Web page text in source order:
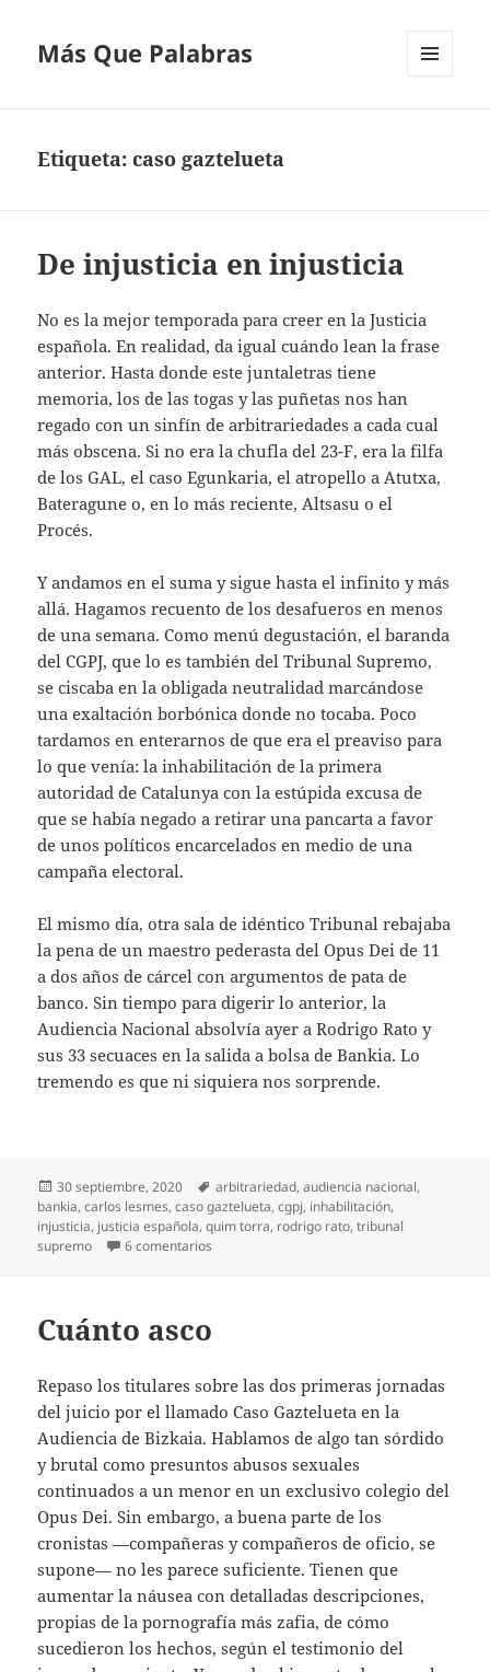
Más Que Palabras
Etiqueta:caso gaztelueta
De injusticia en injusticia
No es la mejor temporada para creer en la Justicia
española. En realidad, da igual cuándo lean la frase
anterior. Hasta donde este juntaletras tiene
memoria, los de las togas y las puñetas nos han
regado con un sinfín de arbitrariedades a cada cual
más obscena. Si no era la chufla del 23-F, era la filfa
de los GAL, el caso Egunkaria, el atropello a Atutxa,
Bateragune o, en lo más reciente, Altsasu o el
Procés.
Y andamos en el suma y sigue hasta el infinito y más
allá. Hagamos recuento de los desafueros en menos
de una semana. Como menú degustación, el baranda
del CGPJ, que lo es también del Tribunal Supremo,
se ciscaba en la obligada neutralidad marcándose
una exaltación borbónica donde no tocaba. Poco
tardamos en enterarnos de que era el preaviso para
lo que venía: la inhabilitación de la primera
autoridad de Catalunya con la estúpida excusa de
que se había negado a retirar una pancarta a favor
de unos políticos encarcelados en medio de una
campaña electoral.
El mismo día, otra sala de idéntico Tribunal rebajaba
la pena de un maestro pederasta del Opus Dei de 11
a dos años de cárcel con argumentos de pata de
banco. Sin tiempo para digerir lo anterior, la
Audiencia Nacional absolvía ayer a Rodrigo Rato y
sus 33 secuaces en la salida a bolsa de Bankia. Lo
tremendo es que ni siquiera nos sorprende.
Publicado
el
30 septiembre, 2020 Etiquetas
arbitrariedad,audiencia nacional,
bankia,carlos lesmes,caso gaztelueta,cgpj, inhabilitación,
injusticia, justicia española,quim torra, rodrigo rato,tribunal
supremo
6 comentarios
Cuánto asco
Repaso los titulares sobre las dos primeras jornadas
del juicio por el llamado Caso Gaztelueta en la
Audiencia de Bizkaia. Hablamos de algo tan sórdido
y brutal como presuntos abusos sexuales
continuados a un menor en un exclusivo colegio del
Opus Dei. Sin embargo, a buena parte de los
cronistas —compañeras y compañeros de oficio, se
supone— no les parece suficiente. Tienen que
aumentar la náusea con detalladas descripciones,
propias de la pornografía más zafia, de cómo
sucedieron los hechos, según el testimonio del